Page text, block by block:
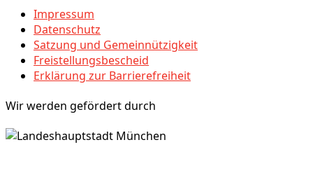
Impressum
Datenschutz
Satzung und Gemeinnützigkeit
Freistellungsbescheid
Erklärung zur Barrierefreiheit
Wir werden gefördert durch